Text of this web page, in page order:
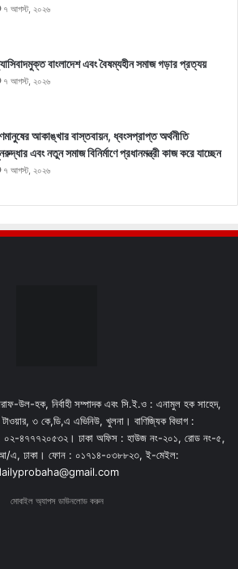
৭ আগস্ট, ২০২৬
বাংলাদেশ এবং বৈষম্যহীন সমাজ গড়ার প্রত্যয়
৭ আগস্ট, ২০২৬
আকাঙ্খার বাস্তবায়ন, ধ্বংসপ্রাপ্ত অর্থনীতি
এবং নতুন সমাজ বিনির্মাণে প্রধানমন্ত্রী কাজ করে যাচ্ছেন
৭ আগস্ট, ২০২৬
উল-হক, নির্বাহী সম্পাদক এবং সি.ই.ও : এনামুল হক সাহেদ,
টাওয়ার, ৩ কে,ডি,এ এভিনিউ, খুলনা। বাণিজ্যিক বিভাগ :
: ০২-৪৭৭৭২০৫৩২। ঢাকা অফিস : হাউজ নং-২০১, রোড নং-৫,
আ/এ, ঢাকা। ফোন : ০১৭১৪-০৩৮৮২৩, ই-মেইল:
মোবাইল অ্যাপস ডাউনলোড করুন